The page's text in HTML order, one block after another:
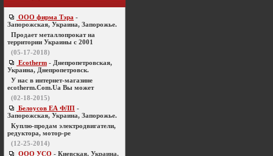
ООО фирма Тэра -
Запорожская, Украина, Запорожье.
Продает металлопрокат на
территории Украины с 2001
(05-17-2018)
Ecotherm - Днепропетровская,
Украина, Днепропетровск.
У нас в интернет-магазине
ecotherm.Com.Ua Вы может
(02-18-2015)
Белоусов ЕА ФЛП -
Запорожская, Украина, Запорожье.
Куплю-продам электродвигатели,
редуктора, мотор-ре
(12-25-2014)
ООО УСО - Киевская, Украина,